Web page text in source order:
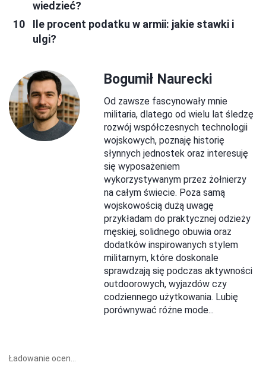
wiedzieć?
Ile procent podatku w armii: jakie stawki i
ulgi?
Bogumił Naurecki
Od zawsze fascynowały mnie
militaria, dlatego od wielu lat śledzę
rozwój współczesnych technologii
wojskowych, poznaję historię
słynnych jednostek oraz interesuję
się wyposażeniem
wykorzystywanym przez żołnierzy
na całym świecie. Poza samą
wojskowością dużą uwagę
przykładam do praktycznej odzieży
męskiej, solidnego obuwia oraz
dodatków inspirowanych stylem
militarnym, które doskonale
sprawdzają się podczas aktywności
outdoorowych, wyjazdów czy
codziennego użytkowania. Lubię
porównywać różne mode...
Ładowanie ocen...